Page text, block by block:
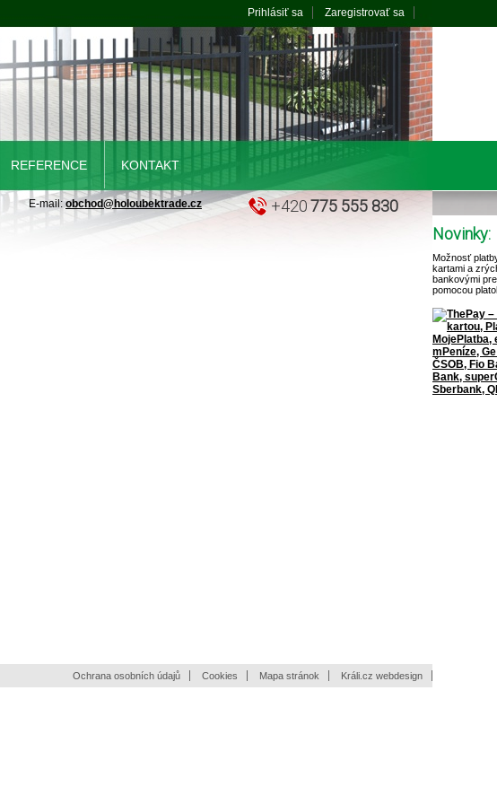
Novinky:
Možnosť
kartami a
bankovými
pomocou
Prihlásiť sa Zaregistrovať sa
REFERENCE KONTAKT
+420775 555 830
E-mail:obchod@holoubektrade.cz
Ochrana osobních údajů Cookies Mapa stránok Králi.cz webdesign